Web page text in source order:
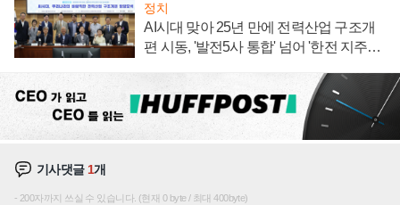
정치
AI시대 맞아 25년 만에 전력산업 구조개
편 시동, '발전5사 통합' 넘어 '한전 지주사'
기사댓글 1개
200자까지 쓰실 수 있습니다. (현재 0 byte / 최대 400byte)